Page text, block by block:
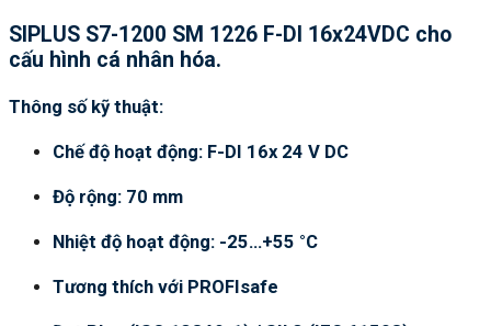
SIPLUS S7-1200 SM 1226 F-DI 16x24VDC cho
cấu hình cá nhân hóa.
Thông số kỹ thuật:
Chế độ hoạt động: F-DI 16x 24 V DC
Độ rộng: 70 mm
Nhiệt độ hoạt động: -25…+55 °C
Tương thích với PROFIsafe